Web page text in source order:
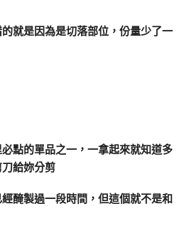
就是因為是切落部位，份量少了一
點的單品之一，一拿起來就知道多
給妳分剪
醃製過一段時間，但這個就不是和